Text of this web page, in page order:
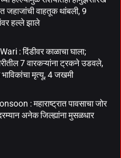
जहाजांची वाहतूक थांबली, 9
हल्ले झाले
: दिंडीवर काळाचा घाला;
7 वारकऱ्यांना ट्रकने उडवले,
मृत्यू, 4 जखमी
: महाराष्ट्रात पावसाचा जोर
अनेक जिल्ह्यांना मुसळधार